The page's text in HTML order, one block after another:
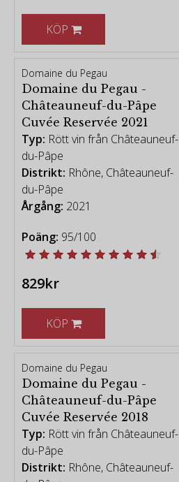
KÖP
Domaine du Pegau
Domaine du Pegau -
Châteauneuf-du-Pâpe
Cuvée Reservée 2021
Typ: Rött vin från Châteauneuf-
du-Pâpe
Distrikt: Rhône, Châteauneuf-
du-Pâpe
Årgång: 2021
Poäng: 95/100
829kr
KÖP
Domaine du Pegau
Domaine du Pegau -
Châteauneuf-du-Pâpe
Cuvée Reservée 2018
Typ: Rött vin från Châteauneuf-
du-Pâpe
Distrikt: Rhône, Châteauneuf-